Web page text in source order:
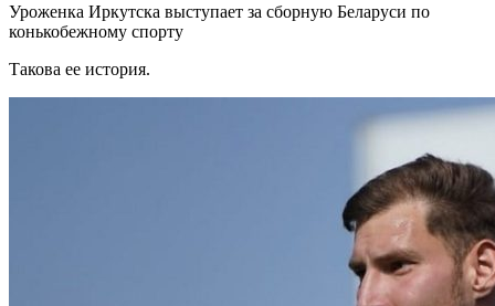
Уроженка Иркутска выступает за сборную Беларуси по
конькобежному спорту
Такова ее история.